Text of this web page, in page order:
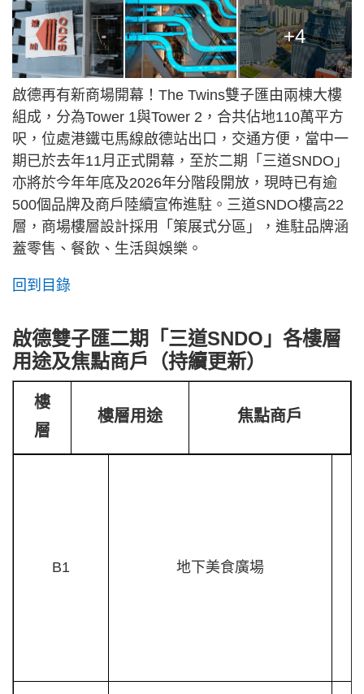
+4
啟德再有新商場開幕！The Twins雙子匯由兩棟大樓
組成，分為Tower 1與Tower 2，合共佔地110萬平方
呎，位處港鐵屯馬線啟德站出口，交通方便，當中一
期已於去年11月正式開幕，至於二期「三道SNDO」
亦將於今年年底及2026年分階段開放，現時已有逾
500個品牌及商戶陸續宣佈進駐。三道SNDO樓高22
層，商場樓層設計採用「策展式分區」，進駐品牌涵
蓋零售、餐飲、生活與娛樂。
回到目錄
啟德雙子匯二期「三道SNDO」各樓層
用途及焦點商戶（持續更新）
樓
層
樓層用途 焦點商戶
B1 地下美食廣場